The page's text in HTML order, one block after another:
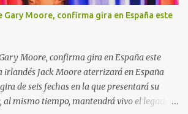
Moore, confirma gira en España este
Moore, confirma gira en España este
Jack Moore aterrizará en España
de seis fechas en la que presentará su
mismo tiempo, mantendrá vivo el legado